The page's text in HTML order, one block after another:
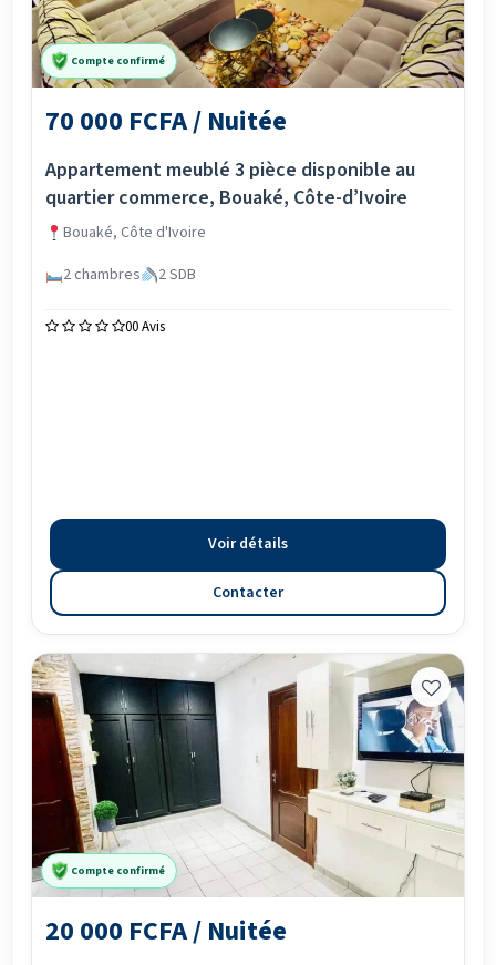
Compte confirmé
70 000 FCFA / Nuitée
Appartement meublé 3 pièce disponible au
quartier commerce, Bouaké, Côte-d’Ivoire
Bouaké, Côte d'Ivoire
2 chambres
2 SDB
00 Avis
Voir détails
Contacter
Compte confirmé
20 000 FCFA / Nuitée